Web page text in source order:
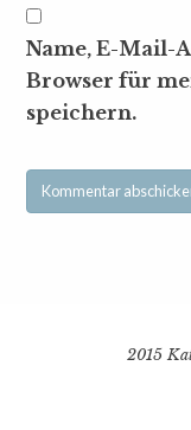
Name, E-Mail-
Browser für
speichern.
2015